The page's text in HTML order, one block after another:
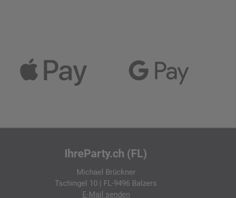
IhreParty.ch (FL)
Michael Brückner
Tschingel 10 | FL-9496 Balzers
E-Mail senden